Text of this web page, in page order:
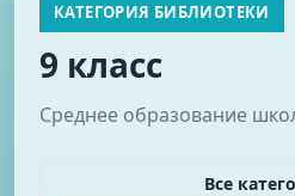
КАТЕГОРИЯ БИБЛИОТЕКИ
9 класс
Среднее образование
Все